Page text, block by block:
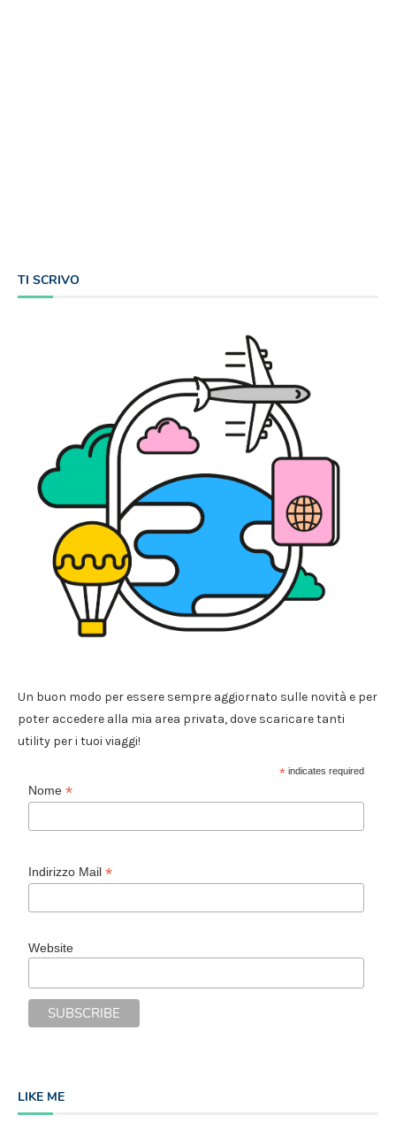
TI SCRIVO
Un buon modo per essere sempre aggiornato sulle novità e per
poter accedere alla mia area privata, dove scaricare tanti
utility per i tuoi viaggi!
* indicates required
Nome*
Indirizzo Mail*
Website
LIKE ME